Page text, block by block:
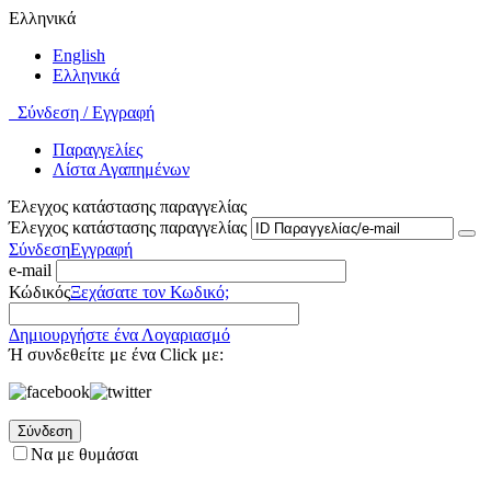
Ελληνικά
English
Ελληνικά
Σύνδεση / Εγγραφή
Παραγγελίες
Λίστα Αγαπημένων
Έλεγχος κατάστασης παραγγελίας
Έλεγχος κατάστασης παραγγελίας
ΣύνδεσηΕγγραφή
e-mail
ΚώδικόςΞεχάσατε τον Κωδικό;
Δημιουργήστε ένα Λογαριασμό
Ή συνδεθείτε με ένα Click με:
Σύνδεση
Να με θυμάσαι